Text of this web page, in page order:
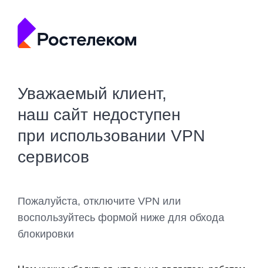
Уважаемый клиент,
наш сайт недоступен
при использовании VPN
сервисов
Пожалуйста, отключите VPN или
воспользуйтесь формой ниже для обхода
блокировки